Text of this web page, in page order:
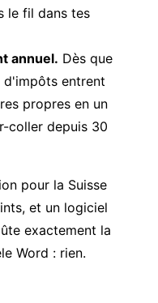
le fil dans tes
annuel. Dès que
d'impôts entrent
propres en un
coller depuis 30
pour la Suisse
et un logiciel
exactement la
Word : rien.